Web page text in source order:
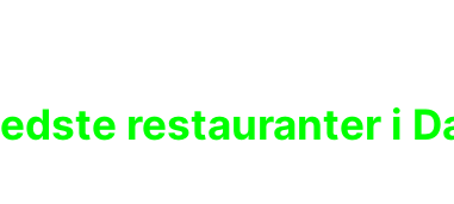
restauranter i